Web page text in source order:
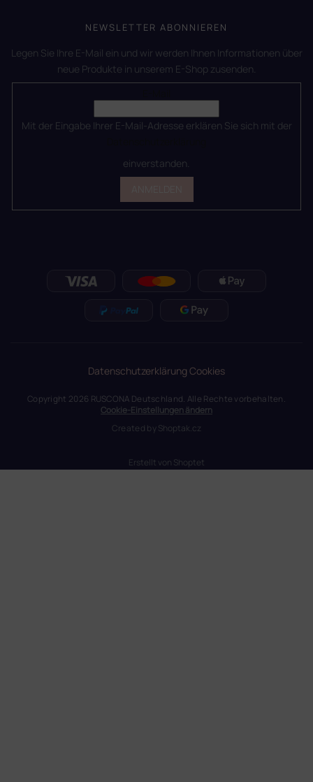
NEWSLETTER ABONNIEREN
Legen Sie Ihre E-Mail ein und wir werden Ihnen Informationen über
neue Produkte in unserem E-Shop zusenden.
Mit der Eingabe Ihrer E-Mail-Adresse erklären Sie sich mit der
einverstanden.
DatenschutzerklärungCookies
Erstellt von Shoptet
Copyright 2026 RUSCONA Deutschland. Alle Rechte vorbehalten.
Cookie-Einstellungen ändern
Created byShoptak.cz